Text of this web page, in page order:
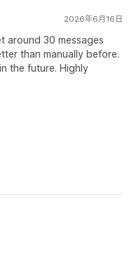
2026年6月16日
around 30 messages
than manually before.
the future. Highly